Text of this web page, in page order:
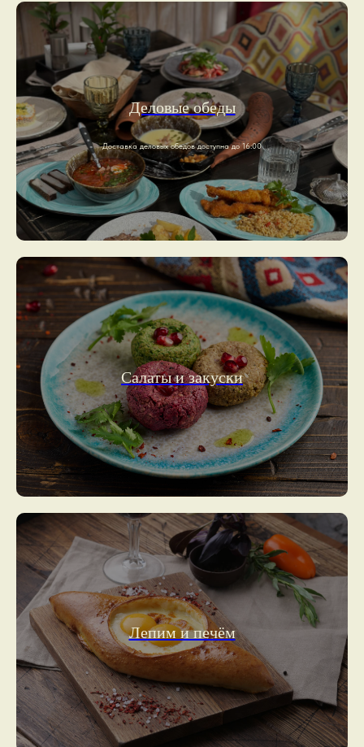
Деловые обеды
Доставка деловых обедов доступна до 16:00
Салаты и закуски
Лепим и печём